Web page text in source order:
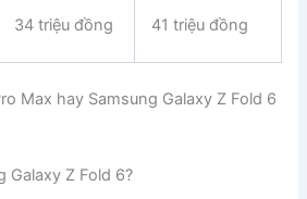
34 triệu đồng 41 triệu đồng
Max hay Samsung Galaxy Z Fold 6
Galaxy Z Fold 6?